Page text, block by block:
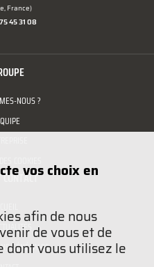
France)
45 31 08
NOUS ?
GÉNÉRALES
vos choix en
afin de nous
de vous et de
dont vous utilisez le